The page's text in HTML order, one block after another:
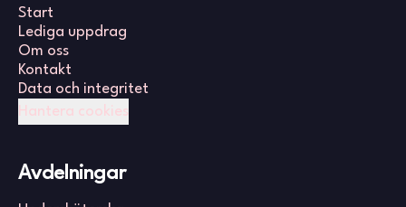
Start
Lediga uppdrag
Om oss
Kontakt
Data och integritet
Hantera cookies
Avdelningar